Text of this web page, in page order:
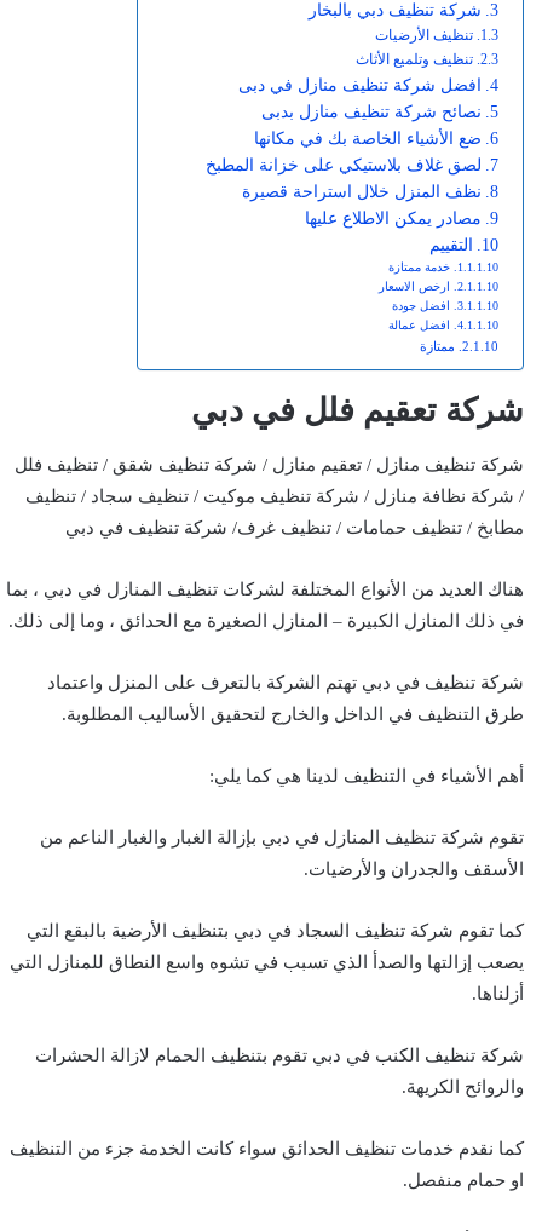
شركة تنظيف دبي بالبخار
تنظيف الأرضيات
تنظيف وتلميع الأثاث
افضل شركة تنظيف منازل في دبى
نصائح شركة تنظيف منازل بدبى
ضع الأشياء الخاصة بك في مكانها
لصق غلاف بلاستيكي على خزانة المطبخ
نظف المنزل خلال استراحة قصيرة
مصادر يمكن الاطلاع عليها
التقييم
خدمة ممتازة
ارخص الاسعار
افضل جودة
افضل عمالة
ممتازة
شركة تعقيم فلل في دبي
شركة تنظيف منازل / تعقيم منازل / شركة تنظيف شقق / تنظيف فلل
/ شركة نظافة منازل / شركة تنظيف موكيت / تنظيف سجاد / تنظيف
مطابخ / تنظيف حمامات / تنظيف غرف/ شركة تنظيف في دبي
هناك العديد من الأنواع المختلفة لشركات تنظيف المنازل في دبي ، بما
في ذلك المنازل الكبيرة – المنازل الصغيرة مع الحدائق ، وما إلى ذلك.
شركة تنظيف في دبي تهتم الشركة بالتعرف على المنزل واعتماد
طرق التنظيف في الداخل والخارج لتحقيق الأساليب المطلوبة.
أهم الأشياء في التنظيف لدينا هي كما يلي:
تقوم شركة تنظيف المنازل في دبي بإزالة الغبار والغبار الناعم من
الأسقف والجدران والأرضيات.
كما تقوم شركة تنظيف السجاد في دبي بتنظيف الأرضية بالبقع التي
يصعب إزالتها والصدأ الذي تسبب في تشوه واسع النطاق للمنازل التي
أزلناها.
شركة تنظيف الكنب في دبي تقوم بتنظيف الحمام لازالة الحشرات
والروائح الكريهة.
كما نقدم خدمات تنظيف الحدائق سواء كانت الخدمة جزء من التنظيف
او حمام منفصل.